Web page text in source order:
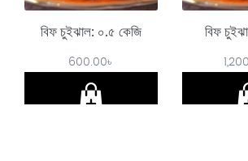
বিফ চুইঝাল: ০.৫ কেজি
600.00৳
বিফ